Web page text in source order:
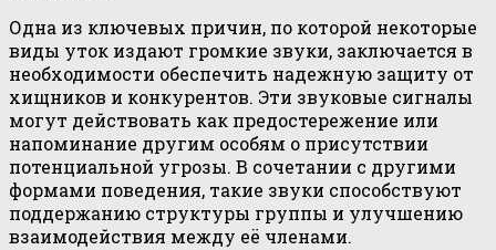
Одна из ключевых причин, по которой некоторые
виды уток издают громкие звуки, заключается в
необходимости обеспечить надежную защиту от
хищников и конкурентов. Эти звуковые сигналы
могут действовать как предостережение или
напоминание другим особям о присутствии
потенциальной угрозы. В сочетании с другими
формами поведения, такие звуки способствуют
поддержанию структуры группы и улучшению
взаимодействия между её членами.